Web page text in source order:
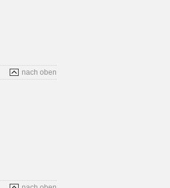
nach oben